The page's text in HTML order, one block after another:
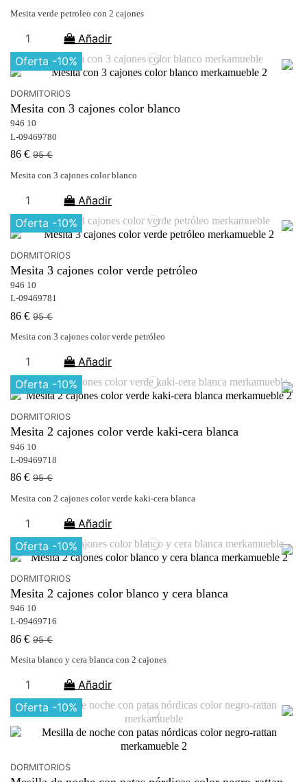
Mesita verde petroleo con 2 cajones
Añadir
Oferta -10%
DORMITORIOS
Mesita con 3 cajones color blanco
946 10
L-09469780
86 € 95 €
Mesita con 3 cajones color blanco
Añadir
Oferta -10%
DORMITORIOS
Mesita 3 cajones color verde petróleo
946 10
L-09469781
86 € 95 €
Mesita con 3 cajones color verde petróleo
Añadir
Oferta -10%
DORMITORIOS
Mesita 2 cajones color verde kaki-cera blanca
946 10
L-09469718
86 € 95 €
Mesita con 2 cajones color verde kaki-cera blanca
Añadir
Oferta -10%
DORMITORIOS
Mesita 2 cajones color blanco y cera blanca
946 10
L-09469716
86 € 95 €
Mesita blanco y cera blanca con 2 cajones
Añadir
Oferta -10%
DORMITORIOS